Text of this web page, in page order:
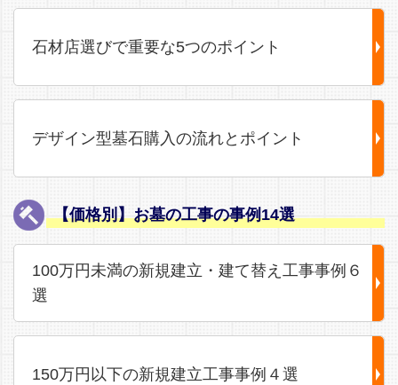
石材店選びで重要な5つのポイント
デザイン型墓石購入の流れとポイント
【価格別】お墓の工事の事例14選
100万円未満の新規建立・建て替え工事事例６
選
150万円以下の新規建立工事事例４選